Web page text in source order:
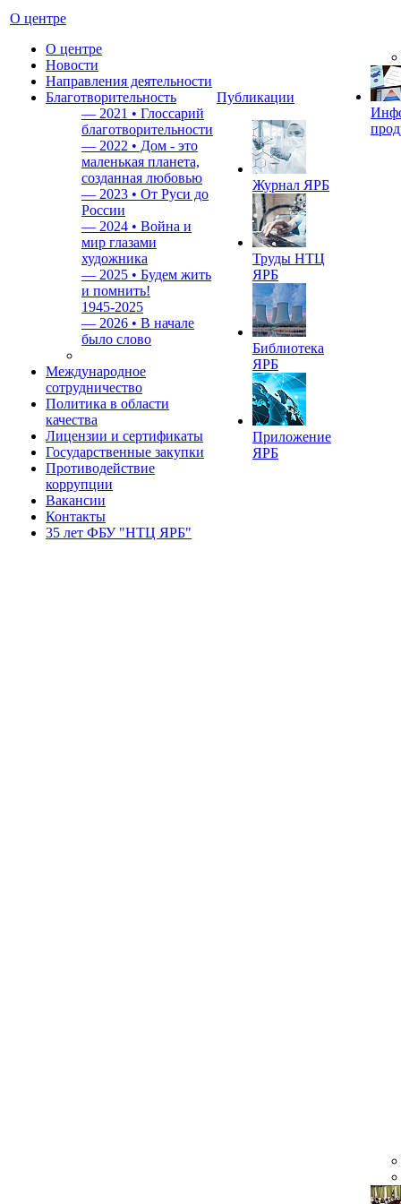
О центре
О центре
Новости
Направления деятельности
Благотворительность
— 2021 • Глоссарий
благотворительности
— 2022 • Дом - это
маленькая планета,
созданная любовью
— 2023 • От Руси до
России
— 2024 • Война и
мир глазами
художника
— 2025 • Будем жить
и помнить!
1945-2025
— 2026 • В начале
было слово
Международное
сотрудничество
Политика в области
качества
Лицензии и сертификаты
Государственные закупки
Противодействие
коррупции
Вакансии
Контакты
35 лет ФБУ "НТЦ ЯРБ"
Публикации
Журнал ЯРБ
Труды НТЦ
ЯРБ
Библиотека
ЯРБ
Приложение
ЯРБ